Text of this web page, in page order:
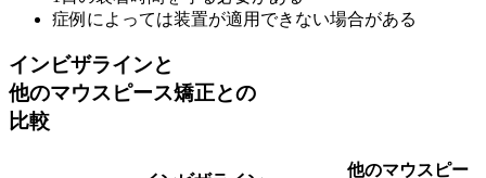
症例によっては装置が適用できない場合がある
インビザラインと
他のマウスピース矯正との
比較
他のマウスピー